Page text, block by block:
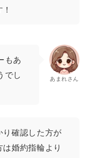
もあ
でし
あまれさん
確認した方が
婚約指輪より